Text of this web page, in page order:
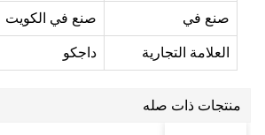
صنع في صنع في الكويت
العلامة التجارية داجكو
منتجات ذات صله